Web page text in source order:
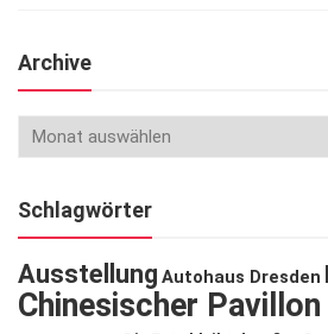
Archive
Schlagwörter
Ausstellung Autohaus Dresden
Chinesischer